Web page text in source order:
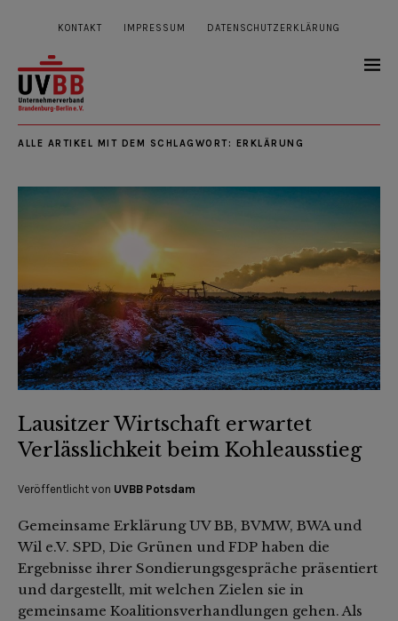
KONTAKT IMPRESSUM DATENSCHUTZERKLÄRUNG
ALLE ARTIKEL MIT DEM SCHLAGWORT: ERKLÄRUNG
Lausitzer Wirtschaft erwartet
Verlässlichkeit beim Kohleausstieg
Veröffentlicht von UVBB Potsdam
Gemeinsame Erklärung UV BB, BVMW, BWA und
Wil e.V. SPD, Die Grünen und FDP haben die
Ergebnisse ihrer Sondierungsgespräche präsentiert
und dargestellt, mit welchen Zielen sie in
gemeinsame Koalitionsverhandlungen gehen. Als